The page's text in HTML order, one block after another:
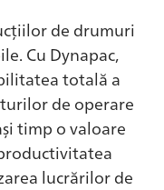
de drumuri
Cu Dynapac,
totală a
de operare
timp o valoare
lucrărilor de